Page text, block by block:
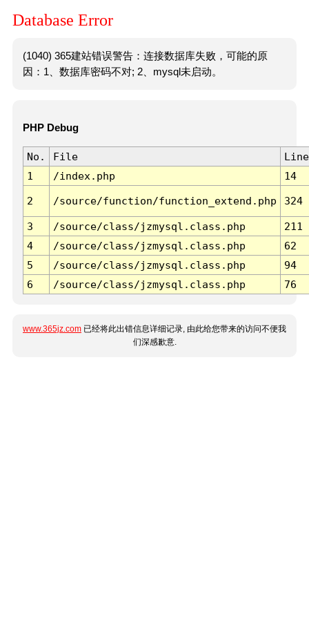
Database Error
(1040) 365建站错误警告：连接数据库失败，可能的原
因：1、数据库密码不对; 2、mysql未启动。
PHP Debug
No. File
Line
1
/index.php 14
2 /source/function/function_extend.php 324
3 /source/class/jzmysql.class.php
211
4
/source/class/jzmysql.class.php
62
5
/source/class/jzmysql.class.php
94
6
/source/class/jzmysql.class.php 76
www.365jz.com 已经将此出错信息详细记录, 由此给您带来的访问不便我
们深感歉意.